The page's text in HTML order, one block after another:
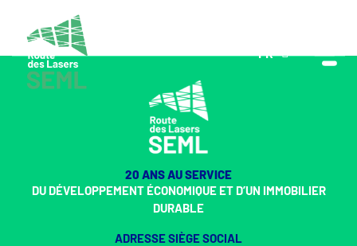
FR
EN
20 ANS AU SERVICE
DU DÉVELOPPEMENT ÉCONOMIQUE ET D’UN IMMOBILIER
DURABLE
ADRESSE SIÈGE SOCIAL